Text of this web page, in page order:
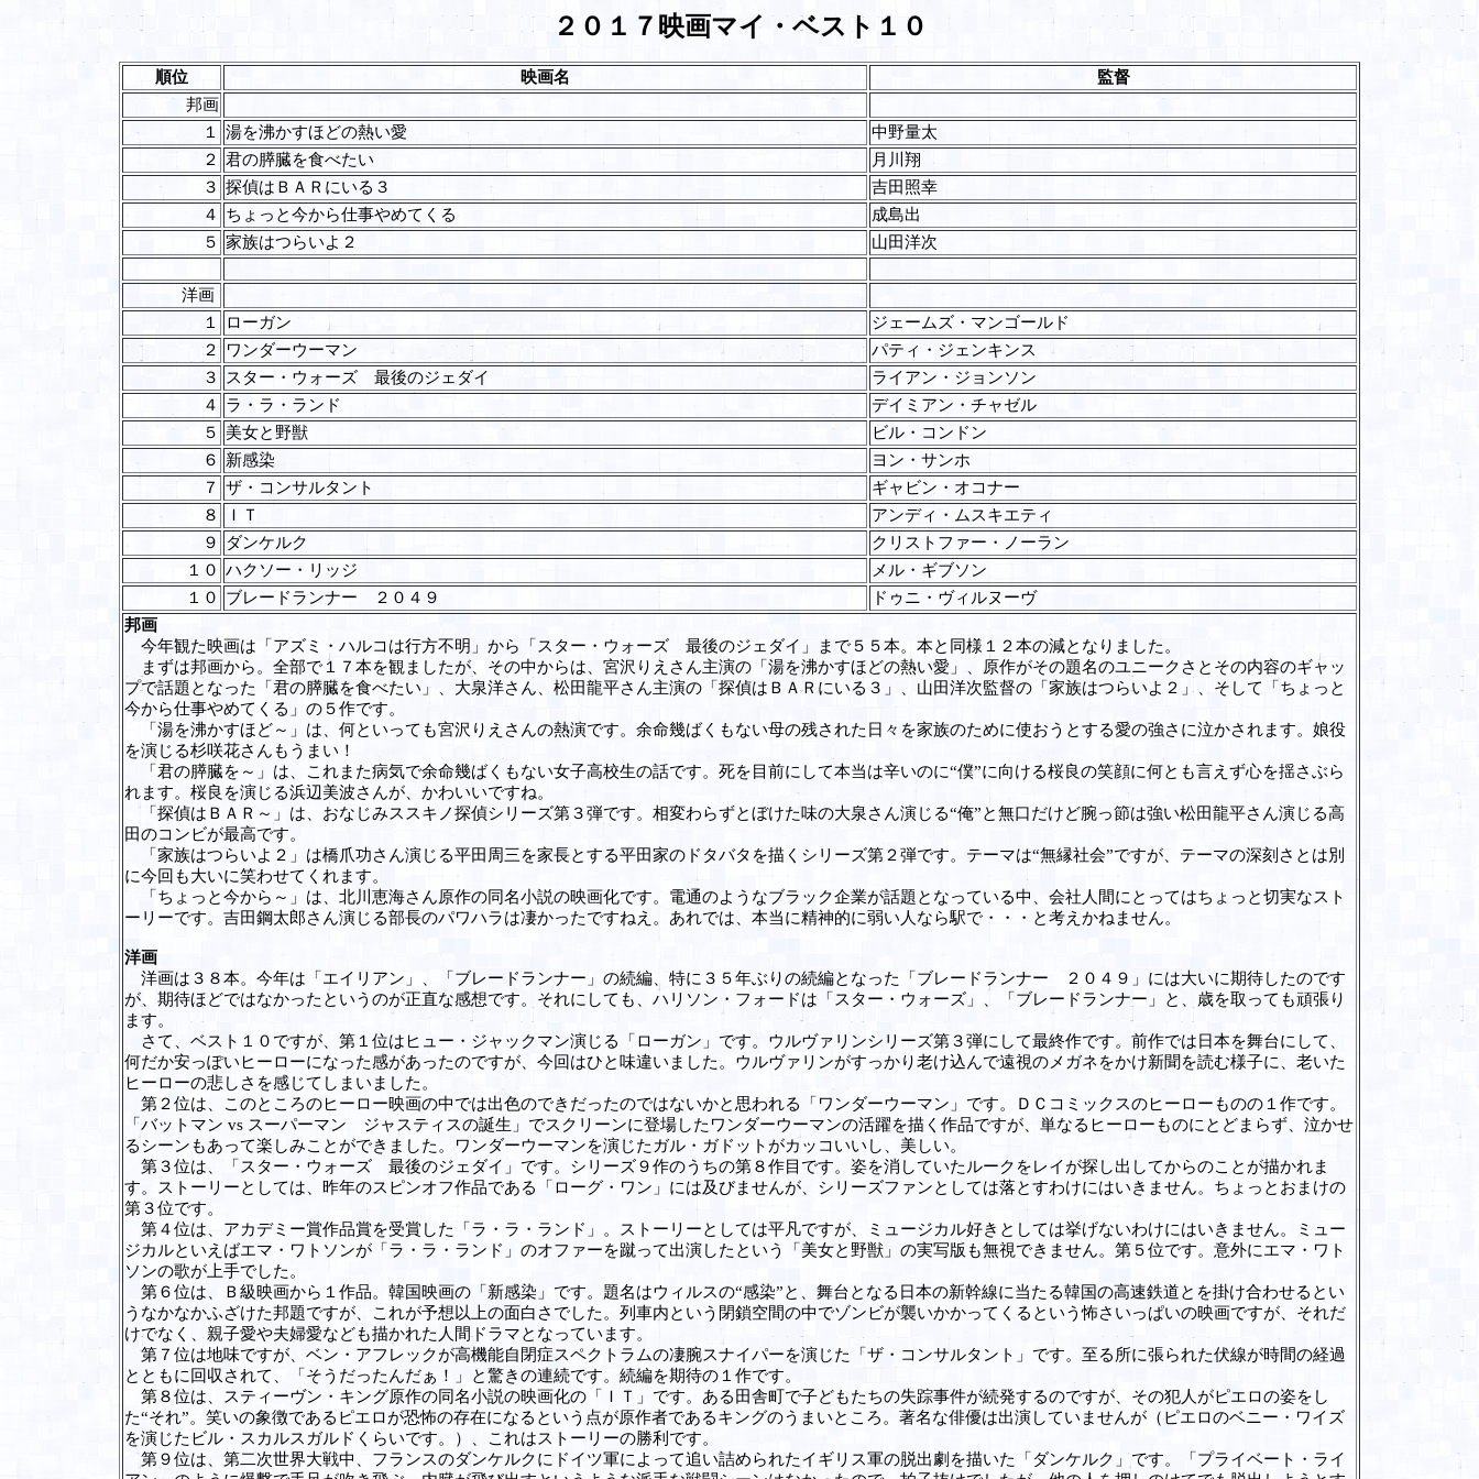
２０１７映画マイ・ベスト１０
順位 映画名
監督
邦画
１
湯を沸かすほどの熱い愛
中野量太
２ 君の膵臓を食べたい
月川翔
３ 探偵はＢＡＲにいる３
吉田照幸
４
ちょっと今から仕事やめてくる
成島出
５ 家族はつらいよ２ 山田洋次
洋画
１
ローガン
ジェームズ・マンゴールド
２ ワンダーウーマン
パティ・ジェンキンス
３
スター・ウォーズ 最後のジェダイ
ライアン・ジョンソン
４
ラ・ラ・ランド
デイミアン・チャゼル
５ 美女と野獣
ビル・コンドン
６
新感染
ヨン・サンホ
７
ザ・コンサルタント
ギャビン・オコナー
８
ＩＴ
アンディ・ムスキエティ
９
ダンケルク
クリストファー・ノーラン
１０ ハクソー・リッジ
メル・ギブソン
１０
ブレードランナー ２０４９
ドゥニ・ヴィルヌーヴ
邦画
今年観た映画は「アズミ・ハルコは行方不明」から「スター・ウォーズ 最後のジェダイ」まで５５本。本と同様１２本の減となりました。
まずは邦画から。全部で１７本を観ましたが、その中からは、宮沢りえさん主演の「湯を沸かすほどの熱い愛」、原作がその題名のユニークさとその内容のギャッ
プで話題となった「君の膵臓を食べたい」、大泉洋さん、松田龍平さん主演の「探偵はＢＡＲにいる３」、山田洋次監督の「家族はつらいよ２」、そして「ちょっと
今から仕事やめてくる」の５作です。
「湯を沸かすほど～」は、何といっても宮沢りえさんの熱演です。余命幾ばくもない母の残された日々を家族のために使おうとする愛の強さに泣かされます。娘役
を演じる杉咲花さんもうまい！
「君の膵臓を～」は、これまた病気で余命幾ばくもない女子高校生の話です。死を目前にして本当は辛いのに“僕”に向ける桜良の笑顔に何とも言えず心を揺さぶら
れます。桜良を演じる浜辺美波さんが、かわいいですね。
「探偵はＢＡＲ～」は、おなじみススキノ探偵シリーズ第３弾です。相変わらずとぼけた味の大泉さん演じる“俺”と無口だけど腕っ節は強い松田龍平さん演じる高
田のコンビが最高です。
「家族はつらいよ２」は橋爪功さん演じる平田周三を家長とする平田家のドタバタを描くシリーズ第２弾です。テーマは“無縁社会”ですが、テーマの深刻さとは別
に今回も大いに笑わせてくれます。
「ちょっと今から～」は、北川恵海さん原作の同名小説の映画化です。電通のようなブラック企業が話題となっている中、会社人間にとってはちょっと切実なスト
ーリーです。吉田鋼太郎さん演じる部長のパワハラは凄かったですねえ。あれでは、本当に精神的に弱い人なら駅で・・・と考えかねません。
洋画
洋画は３８本。今年は「エイリアン」、「ブレードランナー」の続編、特に３５年ぶりの続編となった「ブレードランナー ２０４９」には大いに期待したのです
が、期待ほどではなかったというのが正直な感想です。それにしても、ハリソン・フォードは「スター・ウォーズ」、「ブレードランナー」と、歳を取っても頑張り
ます。
さて、ベスト１０ですが、第１位はヒュー・ジャックマン演じる「ローガン」です。ウルヴァリンシリーズ第３弾にして最終作です。前作では日本を舞台にして、
何だか安っぽいヒーローになった感があったのですが、今回はひと味違いました。ウルヴァリンがすっかり老け込んで遠視のメガネをかけ新聞を読む様子に、老いた
ヒーローの悲しさを感じてしまいました。
第２位は、このところのヒーロー映画の中では出色のできだったのではないかと思われる「ワンダーウーマン」です。ＤＣコミックスのヒーローものの１作です。
「バットマン vs スーパーマン ジャスティスの誕生」でスクリーンに登場したワンダーウーマンの活躍を描く作品ですが、単なるヒーローものにとどまらず、泣かせ
るシーンもあって楽しみことができました。ワンダーウーマンを演じたガル・ガドットがカッコいいし、美しい。
第３位は、「スター・ウォーズ 最後のジェダイ」です。シリーズ９作のうちの第８作目です。姿を消していたルークをレイが探し出してからのことが描かれま
す。ストーリーとしては、昨年のスピンオフ作品である「ローグ・ワン」には及びませんが、シリーズファンとしては落とすわけにはいきません。ちょっとおまけの
第３位です。
第４位は、アカデミー賞作品賞を受賞した「ラ・ラ・ランド」。ストーリーとしては平凡ですが、ミュージカル好きとしては挙げないわけにはいきません。ミュー
ジカルといえばエマ・ワトソンが「ラ・ラ・ランド」のオファーを蹴って出演したという「美女と野獣」の実写版も無視できません。第５位です。意外にエマ・ワト
ソンの歌が上手でした。
第６位は、Ｂ級映画から１作品。韓国映画の「新感染」です。題名はウィルスの“感染”と、舞台となる日本の新幹線に当たる韓国の高速鉄道とを掛け合わせるとい
うなかなかふざけた邦題ですが、これが予想以上の面白さでした。列車内という閉鎖空間の中でゾンビが襲いかかってくるという怖さいっぱいの映画ですが、それだ
けでなく、親子愛や夫婦愛なども描かれた人間ドラマとなっています。
第７位は地味ですが、ベン・アフレックが高機能自閉症スペクトラムの凄腕スナイパーを演じた「ザ・コンサルタント」です。至る所に張られた伏線が時間の経過
とともに回収されて、「そうだったんだぁ！」と驚きの連続です。続編を期待の１作です。
第８位は、スティーヴン・キング原作の同名小説の映画化の「ＩＴ」です。ある田舎町で子どもたちの失踪事件が続発するのですが、その犯人がピエロの姿をし
た“それ”。笑いの象徴であるピエロが恐怖の存在になるという点が原作者であるキングのうまいところ。著名な俳優は出演していませんが（ピエロのベニー・ワイズ
を演じたビル・スカルスガルドくらいです。）、これはストーリーの勝利です。
第９位は、第二次世界大戦中、フランスのダンケルクにドイツ軍によって追い詰められたイギリス軍の脱出劇を描いた「ダンケルク」です。「プライベート・ライ